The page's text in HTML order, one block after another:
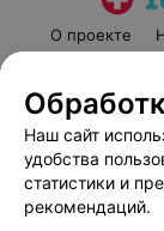
О проекте
Наш сайт
удобства
статистики и
рекомендаций.